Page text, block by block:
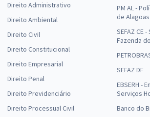
Direito Administrativo
Direito Ambiental
Direito Civil
Direito Constitucional
Direito Empresarial
Direito Penal
Direito Previdenciário
Direito Processual Civil
PM AL -
de Alagoas
SEFAZ CE
Fazenda
SEFAZ DF
EBSERH -
Serviços
Banco do